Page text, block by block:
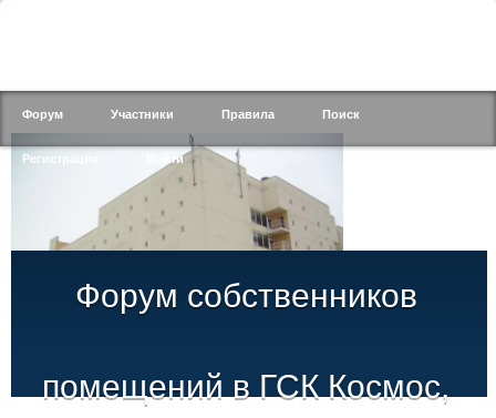
Форум собственников
помещений в ГСК Космос,
Форум Участники Правила Поиск
Регистрация Войти